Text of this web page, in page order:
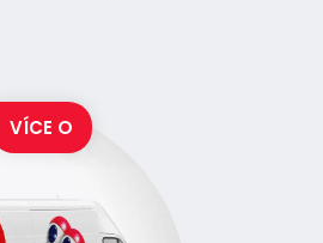
VÍCE O